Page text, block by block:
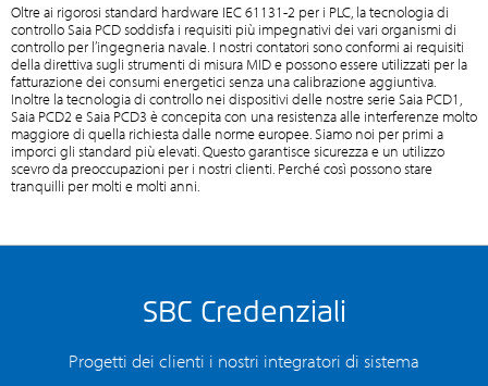
Oltre ai rigorosi standard hardware IEC 61131-2 per i PLC, la tecnologia di
controllo Saia PCD soddisfa i requisiti più impegnativi dei vari organismi di
controllo per l’ingegneria navale. I nostri contatori sono conformi ai requisiti
della direttiva sugli strumenti di misura MID e possono essere utilizzati per la
fatturazione dei consumi energetici senza una calibrazione aggiuntiva.
Inoltre la tecnologia di controllo nei dispositivi delle nostre serie Saia PCD1,
Saia PCD2 e Saia PCD3 è concepita con una resistenza alle interferenze molto
maggiore di quella richiesta dalle norme europee. Siamo noi per primi a
imporci gli standard più elevati. Questo garantisce sicurezza e un utilizzo
scevro da preoccupazioni per i nostri clienti. Perché così possono stare
tranquilli per molti e molti anni.
SBC Credenziali
Progetti dei clienti i nostri integratori di sistema